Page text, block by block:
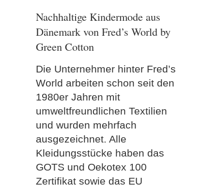
Nachhaltige Kindermode aus
Dänemark von Fred’s World by
Green Cotton
Die Unternehmer hinter Fred’s
World arbeiten schon seit den
1980er Jahren mit
umweltfreundlichen Textilien
und wurden mehrfach
ausgezeichnet. Alle
Kleidungsstücke haben das
GOTS und Oekotex 100
Zertifikat sowie das EU